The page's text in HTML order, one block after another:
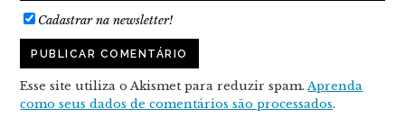
Cadastrar na newsletter!
Esse site utiliza o Akismet para reduzir spam.Aprenda
como seus dados de comentários são processados.